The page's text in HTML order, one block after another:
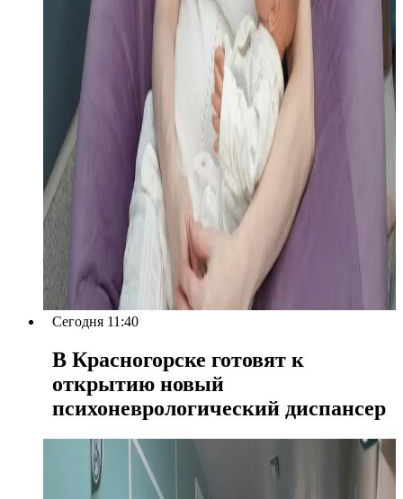
Сегодня 11:40
В Красногорске готовят к
открытию новый
психоневрологический диспансер